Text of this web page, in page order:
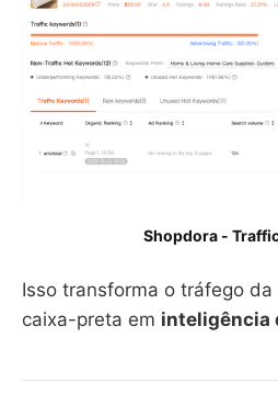
Shopdora -
Isso transforma o tráfego
caixa-preta em inteligência